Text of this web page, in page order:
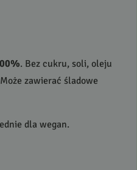
. Bez cukru, soli, oleju
zawierać śladowe
dla wegan.